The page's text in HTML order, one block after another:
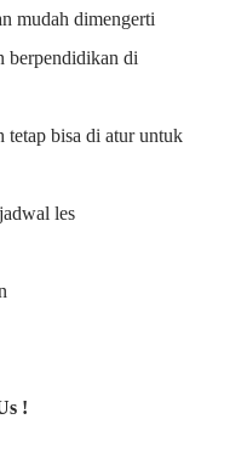
mudah dimengerti
berpendidikan di
tetap bisa di atur untuk
les
!